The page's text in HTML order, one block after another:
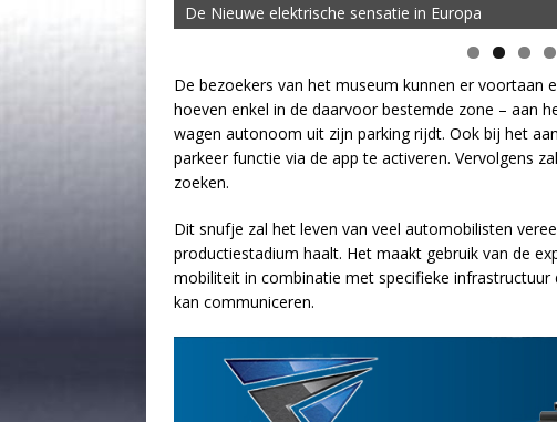
De Nieuwe elektrische sensatie in Europa
De bezoekers van het museum kunnen er voortaan
hoeven enkel in de daarvoor bestemde zone – aan
wagen autonoom uit zijn parking rijdt. Ook bij het
parkeer functie via de app te activeren. Vervolgens
zoeken.
Dit snufje zal het leven van veel automobilisten
productiestadium haalt. Het maakt gebruik van de
mobiliteit in combinatie met specifieke
kan communiceren.